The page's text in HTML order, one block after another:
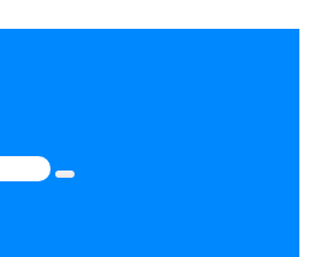
Искать